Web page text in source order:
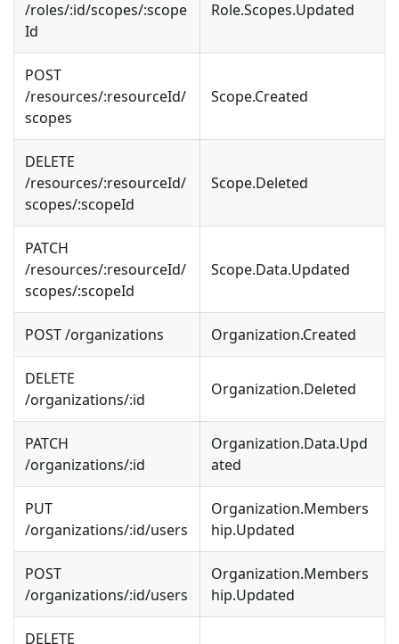
/roles/:id/scopes/:scope
Id
Role.Scopes.Updated
POST
/resources/:resourceId/
scopes
Scope.Created
DELETE
/resources/:resourceId/
scopes/:scopeId
Scope.Deleted
PATCH
/resources/:resourceId/
scopes/:scopeId
Scope.Data.Updated
POST /organizations Organization.Created
DELETE
/organizations/:id
Organization.Deleted
PATCH
/organizations/:id
Organization.Data.Upd
ated
PUT
/organizations/:id/users
Organization.Members
hip.Updated
POST
/organizations/:id/users
Organization.Members
hip.Updated
DELETE